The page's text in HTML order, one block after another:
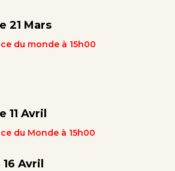
21 Mars
du monde à 15h00
11 Avril
du Monde à 15h00
Avril